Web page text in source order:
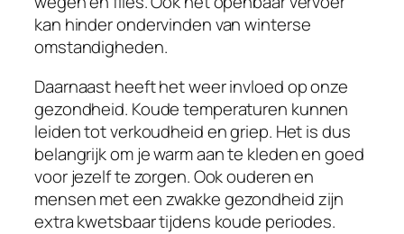
kan hinder ondervinden van winterse
omstandigheden.
Daarnaast heeft het weer invloed op onze
gezondheid. Koude temperaturen kunnen
leiden tot verkoudheid en griep. Het is dus
belangrijk om je warm aan te kleden en goed
voor jezelf te zorgen. Ook ouderen en
mensen met een zwakke gezondheid zijn
extra kwetsbaar tijdens koude periodes.